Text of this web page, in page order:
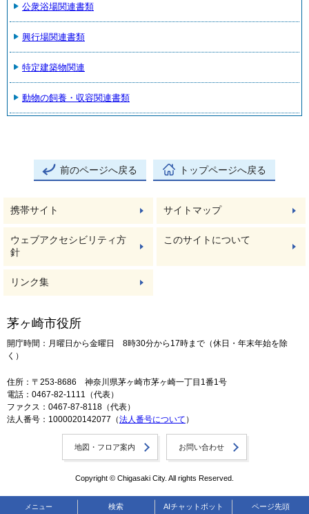
公衆浴場関連書類
興行場関連書類
特定建築物関連
動物の飼養・収容関連書類
前のページへ戻る トップページへ戻る
メニュー 検索 AIチャットボット ページ先頭
携帯サイト サイトマップ
ウェブアクセシビリティ方
針
このサイトについて
リンク集
茅ヶ崎市役所
開庁時間：月曜日から金曜日 8時30分から17時まで（休日・年末年始を除
く）
住所：〒253-8686 神奈川県茅ヶ崎市茅ヶ崎一丁目1番1号
電話：0467-82-1111（代表）
ファクス：0467-87-8118（代表）
法人番号：1000020142077（法人番号について ）
地図・フロア案内 お問い合わせ
Copyright © Chigasaki City. All rights Reserved.